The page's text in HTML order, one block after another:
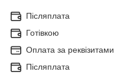
Післяплата
Готівкою
Оплата за реквізитами
Післяплата